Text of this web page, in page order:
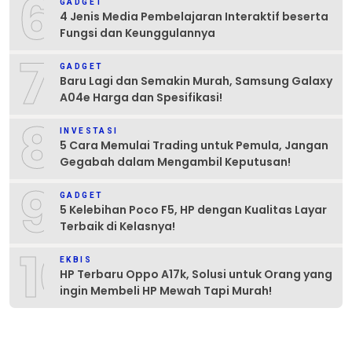
6 GADGET
4 Jenis Media Pembelajaran Interaktif beserta
Fungsi dan Keunggulannya
7 GADGET
Baru Lagi dan Semakin Murah, Samsung Galaxy
A04e Harga dan Spesifikasi!
8 INVESTASI
5 Cara Memulai Trading untuk Pemula, Jangan
Gegabah dalam Mengambil Keputusan!
9 GADGET
5 Kelebihan Poco F5, HP dengan Kualitas Layar
Terbaik di Kelasnya!
10EKBIS
HP Terbaru Oppo A17k, Solusi untuk Orang yang
ingin Membeli HP Mewah Tapi Murah!